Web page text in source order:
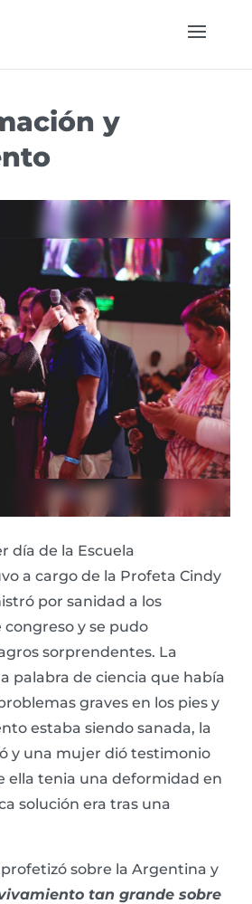
y
día de la Escuela
a cargo de la Profeta Cindy
por sanidad a los
y se pudo
sorprendentes. La
palabra de ciencia que había
graves en los pies y
estaba siendo sanada, la
y una mujer dió testimonio
ella tenia una deformidad en
solución era tras una
sobre la Argentina y
tan grande sobre